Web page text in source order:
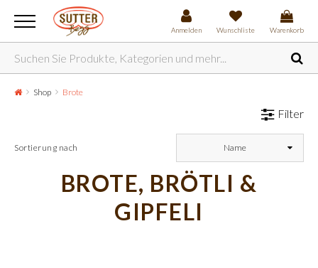
Anmelden Wunschliste Warenkorb
Shop Brote
Filter
Sortierung nach Name
BROTE, BRÖTLI &
GIPFELI